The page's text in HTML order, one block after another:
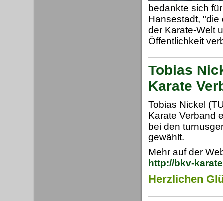
bedankte sich
Hansestadt, "die
der Karate-Welt
Öffentlichkeit
Tobias
Karate
Tobias Nickel
Karate Verband
bei den
gewählt.
Mehr auf der
http://bkv-
Herzlichen